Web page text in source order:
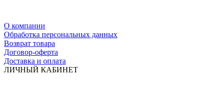
О компании
Обработка персональных данных
Возврат товара
Договор-оферта
Доставка и оплата
ЛИЧНЫЙ КАБИНЕТ